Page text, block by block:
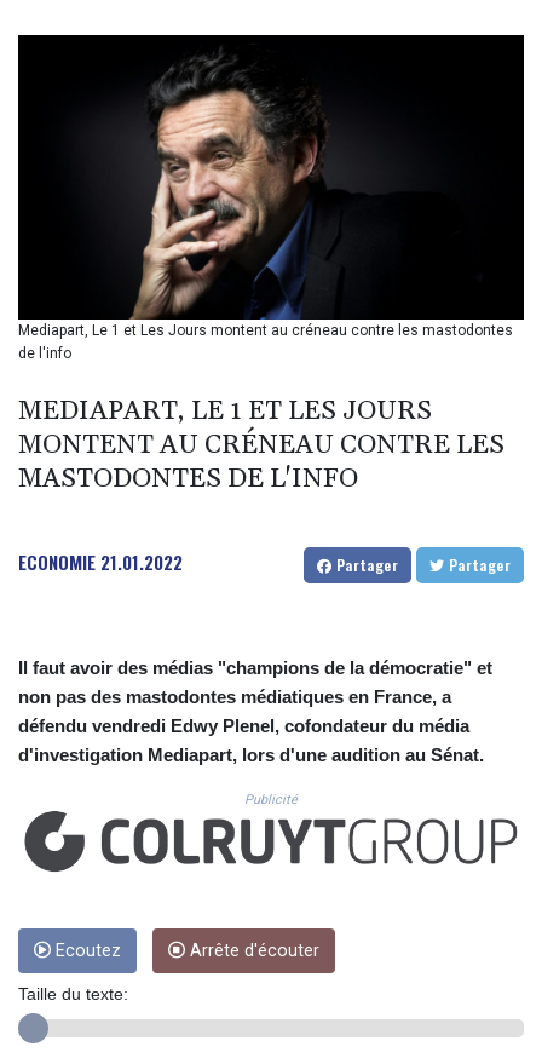
BMD 1.152209
BOB 13.962133
BRL 5.888365
BSD 1.154364
BTN 109.858653
BWP 15.612571
BYN 3.417782
BYR 22583.287906
BZD 2.321631
CAD 1.616319
CDF 2603.991686
CLP 1055.284416
CNY 7.776313
CNH 7.773295
COP 3641.393866
CUC 1.152209
CUP 30.533527
DKK 7.475736
DOP 67.265387
DZD 153.102878
EGP 57.247371
FJD 2.552604
FKP 0.856369
GGP 0.856369
GHS 13.568751
GMD 85.263702
Mediapart, Le 1 et Les Jours montent au créneau contre les mastodontes
de l'info
MEDIAPART, LE 1 ET LES JOURS
MONTENT AU CRÉNEAU CONTRE LES
MASTODONTES DE L'INFO
ECONOMIE 21.01.2022 Partager Partager
Il faut avoir des médias "champions de la démocratie" et
non pas des mastodontes médiatiques en France, a
défendu vendredi Edwy Plenel, cofondateur du média
d'investigation Mediapart, lors d'une audition au Sénat.
Publicité
Ecoutez Arrête d'écouter
Taille du texte: